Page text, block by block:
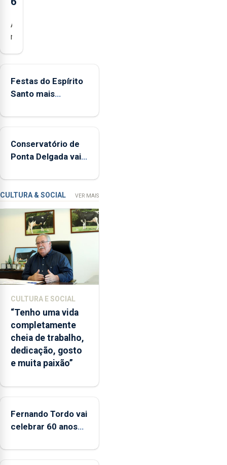
Açores
registaram
mais
ocorrências
e
inspeções
relacionadas
a
apanha
ilegal
lapas
2022
e
2026.
ilha
das
Flores
apresenta
um
“decréscimo
da
entre
2022
2025
Festas do Espírito
Santo mais
Conservatório de
Ponta Delgada vai
instrumentos
CULTURA & SOCIAL VER MAIS
CULTURA E SOCIAL
“Tenho uma vida
completamente
cheia de trabalho,
dedicação, gosto
e muita paixão”
Fernando Tordo vai
celebrar 60 anos
Coliseu Micaelense